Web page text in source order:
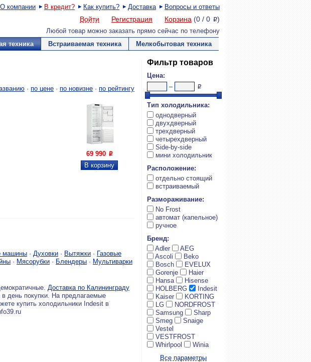
О компании В кредит? Как купить? Доставка Вопросы и ответы
Войти Регистрация Корзина (0 / 0 P)
Любой товар можно заказать прямо сейчас по телефону
техника Встраиваемая техника Мелкобытовая техника
Фильтр товаров
Цена:
–
P
Тип холодильника:
однодверный
двухдверный
трехдверный
четырехдверный
Side-by-side
мини холодильник
Расположение:
отдельно стоящий
встраиваемый
Размораживание:
No Frost
автомат (капельное)
ручное
Бренд:
Adler
AEG
Ascoli
Beko
Bosch
EVELUX
Gorenje
Haier
Hansa
Hisense
HOLBERG
Indesit
Kaiser
KORTING
LG
NORDFROST
Samsung
Sharp
Smeg
Snaige
Vestel
VESTFROST
Whirlpool
Winia
Все параметры
· по цене · по новизне · по рейтингу
Увеличить
69 990 P
машины · Духовки · Вытяжки · Газовые
· Мясорубки · Блендеры · Мультиварки
Доставка по Калининграду
в день покупки. На предлагаемые
купить холодильники Indesit в